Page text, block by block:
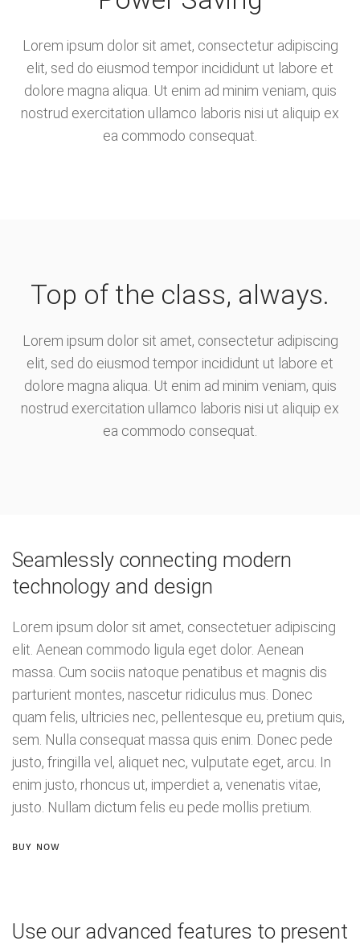
Lorem ipsum dolor sit amet, consectetur adipiscing
elit, sed do eiusmod tempor incididunt ut labore et
dolore magna aliqua. Ut enim ad minim veniam, quis
nostrud exercitation ullamco laboris nisi ut aliquip ex
ea commodo consequat.
Top of the class, always.
Lorem ipsum dolor sit amet, consectetur adipiscing
elit, sed do eiusmod tempor incididunt ut labore et
dolore magna aliqua. Ut enim ad minim veniam, quis
nostrud exercitation ullamco laboris nisi ut aliquip ex
ea commodo consequat.
Seamlessly connecting modern
technology and design
Lorem ipsum dolor sit amet, consectetuer adipiscing
elit. Aenean commodo ligula eget dolor. Aenean
massa. Cum sociis natoque penatibus et magnis dis
parturient montes, nascetur ridiculus mus. Donec
quam felis, ultricies nec, pellentesque eu, pretium quis,
sem. Nulla consequat massa quis enim. Donec pede
justo, fringilla vel, aliquet nec, vulputate eget, arcu. In
enim justo, rhoncus ut, imperdiet a, venenatis vitae,
justo. Nullam dictum felis eu pede mollis pretium.
BUY NOW
Use our advanced features to present